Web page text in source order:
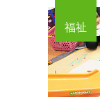
福祉